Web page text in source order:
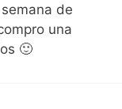
de
una
🙂